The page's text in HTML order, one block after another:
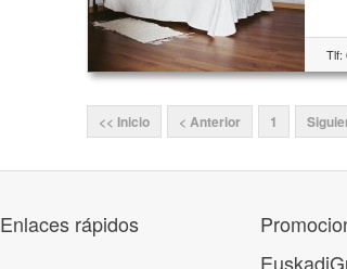
Tlf:
<< Inicio < Anterior 1
Enlaces rápidos